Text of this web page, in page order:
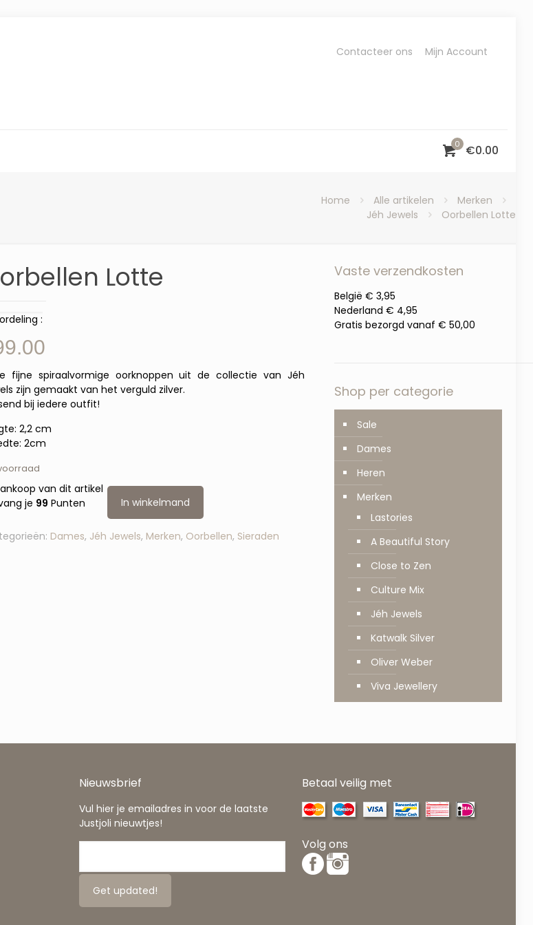
Contacteer ons Mijn Account
0 €0.00
Home Alle artikelen
Merken
Jéh Jewels
Oorbellen Lotte
Lotte
:
fijne spiraalvormige oorknoppen uit de collectie van Jéh
zijn gemaakt van het verguld zilver.
bij iedere outfit!
2,2 cm
2cm
van dit artikel
je 99 Punten In winkelmand
Dames, Jéh Jewels, Merken, Oorbellen, Sieraden
Vaste verzendkosten
België € 3,95
Nederland € 4,95
Gratis bezorgd vanaf € 50,00
Shop per categorie
Sale
Dames
Heren
Merken
Lastories
A Beautiful Story
Close to Zen
Culture Mix
Jéh Jewels
Katwalk Silver
Oliver Weber
Viva Jewellery
Nieuwsbrief
Vul hier je emailadres in voor de laatste
Justjoli nieuwtjes!
Betaal veilig met
Volg ons